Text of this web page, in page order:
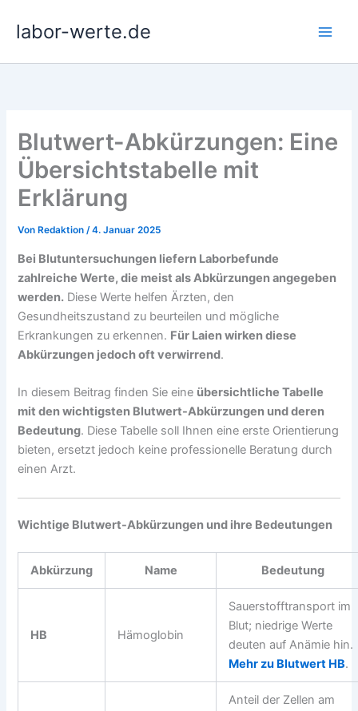
Inhaltlabor-werte.de
Blutwert-Abkürzungen: Eine
Übersichtstabelle mit
Erklärung
Von Redaktion/4. Januar 2025
Bei Blutuntersuchungen liefern Laborbefunde
zahlreiche Werte, die meist als Abkürzungen angegeben
werden. Diese Werte helfen Ärzten, den
Gesundheitszustand zu beurteilen und mögliche
Erkrankungen zu erkennen. Für Laien wirken diese
Abkürzungen jedoch oft verwirrend.
In diesem Beitrag finden Sie eine übersichtliche Tabelle
mit den wichtigsten Blutwert-Abkürzungen und deren
Bedeutung. Diese Tabelle soll Ihnen eine erste Orientierung
bieten, ersetzt jedoch keine professionelle Beratung durch
einen Arzt.
Wichtige Blutwert-Abkürzungen und ihre Bedeutungen
Abkürzung Name Bedeutung
HB Hämoglobin
Sauerstofftransport im
Blut; niedrige Werte
deuten auf Anämie hin.
Mehr zu Blutwert HB.
Anteil der Zellen am